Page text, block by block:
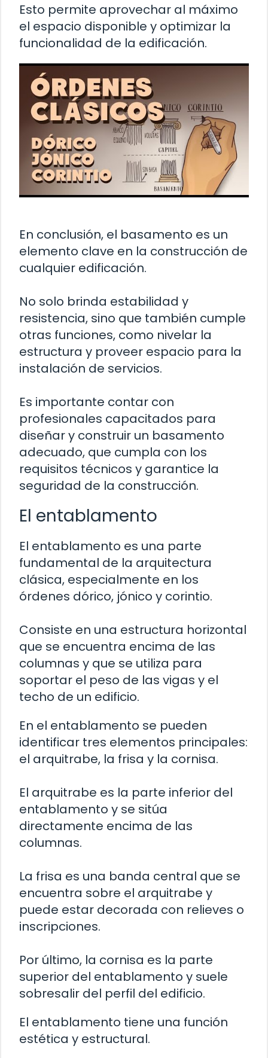
Esto permite aprovechar al máximo
el espacio disponible y optimizar la
funcionalidad de la edificación.
En conclusión, el basamento es un
elemento clave en la construcción de
cualquier edificación.
No solo brinda estabilidad y
resistencia, sino que también cumple
otras funciones, como nivelar la
estructura y proveer espacio para la
instalación de servicios.
Es importante contar con
profesionales capacitados para
diseñar y construir un basamento
adecuado, que cumpla con los
requisitos técnicos y garantice la
seguridad de la construcción.
El entablamento
El entablamento es una parte
fundamental de la arquitectura
clásica, especialmente en los
órdenes dórico, jónico y corintio.
Consiste en una estructura horizontal
que se encuentra encima de las
columnas y que se utiliza para
soportar el peso de las vigas y el
techo de un edificio.
En el entablamento se pueden
identificar tres elementos principales:
el arquitrabe, la frisa y la cornisa.
El arquitrabe es la parte inferior del
entablamento y se sitúa
directamente encima de las
columnas.
La frisa es una banda central que se
encuentra sobre el arquitrabe y
puede estar decorada con relieves o
inscripciones.
Por último, la cornisa es la parte
superior del entablamento y suele
sobresalir del perfil del edificio.
El entablamento tiene una función
estética y estructural.